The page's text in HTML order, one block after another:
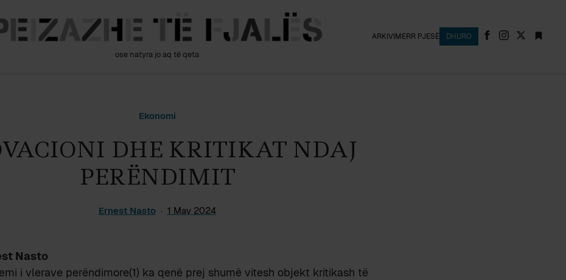
ose natyra jo aq të qeta
ARKIVIMERR PJESË DHURO
Ekonomi
DHE KRITIKAT NDAJ
PERËNDIMIT
Ernest Nasto 1 May 2024
Nasto
i vlerave perëndimore(1) ka qenë prej shumë vitesh objekt kritikash të